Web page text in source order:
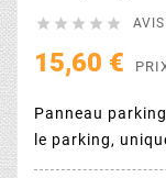
    
15,60 €
Panneau
le parking,